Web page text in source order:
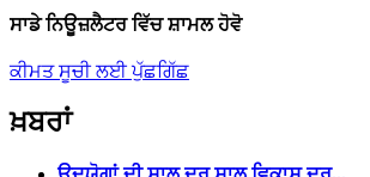
ਸਾਡੇ ਨਿਊਜ਼ਲੈਟਰ ਵਿੱਚ ਸ਼ਾਮਲ ਹੋਵੋ
ਕੀਮਤ ਸੂਚੀ ਲਈ ਪੁੱਛਗਿੱਛ
ਖ਼ਬਰਾਂ